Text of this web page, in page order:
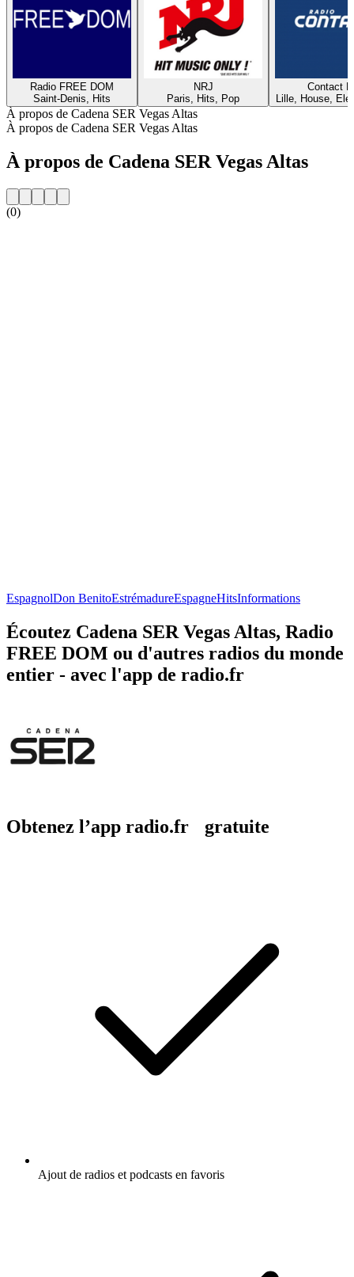
Radio FREE DOM
Saint-Denis, Hits
NRJ
Paris, Hits, Pop
Contact
Lille, House,
À propos de Cadena SER Vegas Altas
À propos de Cadena SER Vegas Altas
À propos de Cadena SER Vegas Altas
(0)
EspagnolDon BenitoEstrémadureEspagneHitsInformations
Écoutez Cadena SER Vegas Altas, Radio
FREE DOM ou d'autres radios du monde
entier - avec l'app de radio.fr
Obtenez l’app radio.fr gratuite
Ajout de radios et podcasts en favoris